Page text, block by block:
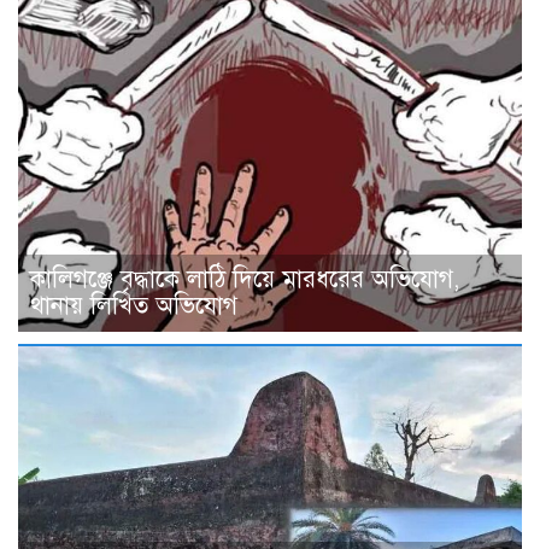
কালিগঞ্জে বৃদ্ধাকে লাঠি দিয়ে মারধরের অভিযোগ,
থানায় লিখিত অভিযোগ